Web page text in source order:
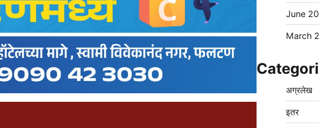
June
March
अग्रलेख
इतर